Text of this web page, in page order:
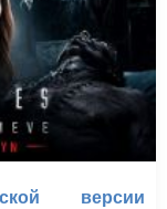
версии